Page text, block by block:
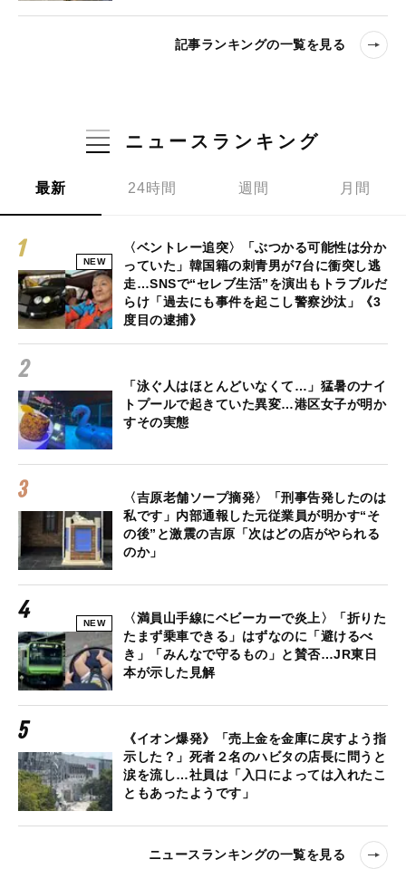
記事ランキングの一覧を見る
ニュースランキング
最新 24時間 週間 月間
NEW
〈ベントレー追突〉「ぶつかる可能性は分か
っていた」韓国籍の刺青男が7台に衝突し逃
走…SNSで“セレブ生活”を演出もトラブルだ
らけ「過去にも事件を起こし警察沙汰」《3
度目の逮捕》
「泳ぐ人はほとんどいなくて…」猛暑のナイ
トプールで起きていた異変…港区女子が明か
すその実態
〈吉原老舗ソープ摘発〉「刑事告発したのは
私です」内部通報した元従業員が明かす“そ
の後”と激震の吉原「次はどの店がやられる
のか」
NEW
〈満員山手線にベビーカーで炎上〉「折りた
たまず乗車できる」はずなのに「避けるべ
き」「みんなで守るもの」と賛否…JR東日
本が示した見解
《イオン爆発》「売上金を金庫に戻すよう指
示した？」死者２名のハビタの店長に問うと
涙を流し…社員は「入口によっては入れたこ
ともあったようです」
ニュースランキングの一覧を見る